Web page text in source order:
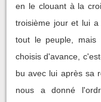
en le clouant à la
troisième jour et lui a
tout le peuple, mais
choisis d'avance,
bu avec lui après sa
nous a donné